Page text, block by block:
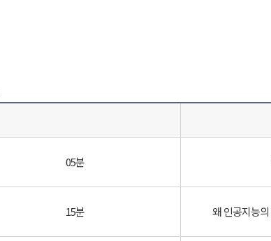
05분
15분 왜 인공지능